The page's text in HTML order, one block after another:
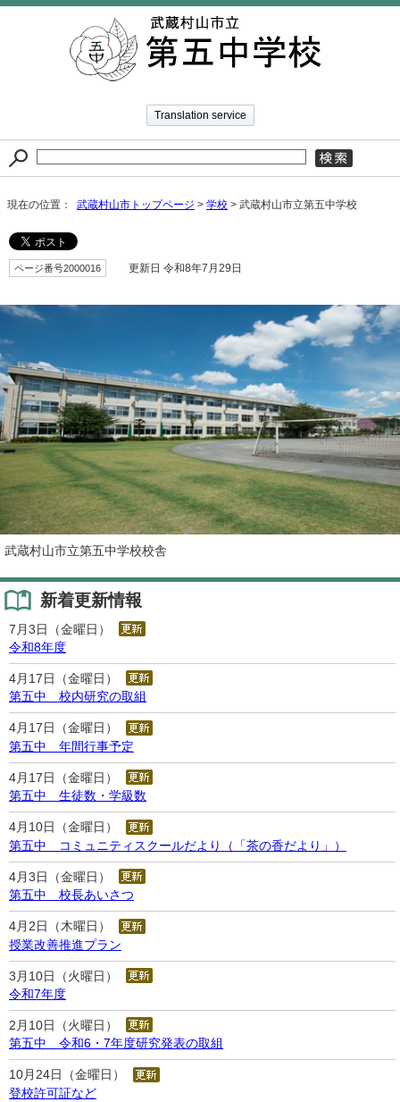
Translation service
現在の位置： 武蔵村山市トップページ > 学校 > 武蔵村山市立第五中学校
ページ番号2000016 更新日 令和8年7月29日
武蔵村山市立第五中学校校舎
新着更新情報
7月3日（金曜日）
令和8年度
4月17日（金曜日）
第五中 校内研究の取組
4月17日（金曜日）
第五中 年間行事予定
4月17日（金曜日）
第五中 生徒数・学級数
4月10日（金曜日）
第五中 コミュニティスクールだより（「茶の香だより」）
4月3日（金曜日）
第五中 校長あいさつ
4月2日（木曜日）
授業改善推進プラン
3月10日（火曜日）
令和7年度
2月10日（火曜日）
第五中 令和6・7年度研究発表の取組
10月24日（金曜日）
登校許可証など